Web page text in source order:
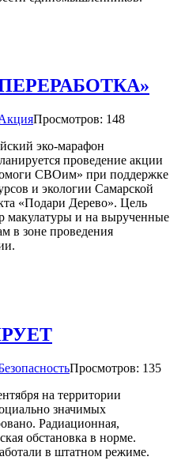
Просмотров: 148
эко-марафон
проведение акции
СВОим» при поддержке
и экологии Самарской
«Подари Дерево». Цель
макулатуры и на вырученные
в зоне проведения
Просмотров: 135
на территории
значимых
Радиационная,
обстановка в норме.
в штатном режиме.